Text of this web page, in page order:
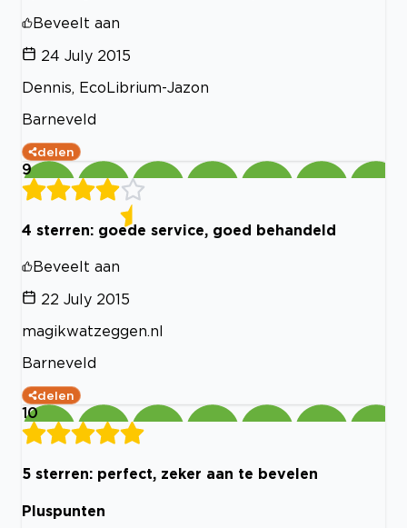
Beveelt aan
24 July 2015
Dennis, EcoLibrium-Jazon
Barneveld
delen
9
4 sterren: goede service, goed behandeld
Beveelt aan
22 July 2015
magikwatzeggen.nl
Barneveld
delen
10
5 sterren: perfect, zeker aan te bevelen
Pluspunten